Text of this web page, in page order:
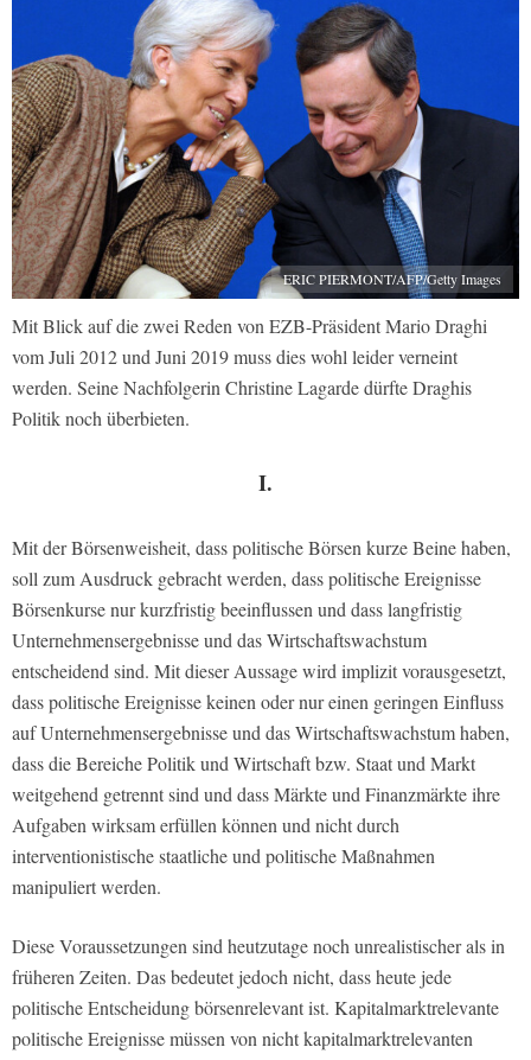
ERIC PIERMONT/AFP/Getty Images
Mit Blick auf die zwei Reden von EZB-Präsident Mario Draghi
vom Juli 2012 und Juni 2019 muss dies wohl leider verneint
werden. Seine Nachfolgerin Christine Lagarde dürfte Draghis
Politik noch überbieten.
I.
Mit der Börsenweisheit, dass politische Börsen kurze Beine haben,
soll zum Ausdruck gebracht werden, dass politische Ereignisse
Börsenkurse nur kurzfristig beeinflussen und dass langfristig
Unternehmensergebnisse und das Wirtschaftswachstum
entscheidend sind. Mit dieser Aussage wird implizit vorausgesetzt,
dass politische Ereignisse keinen oder nur einen geringen Einfluss
auf Unternehmensergebnisse und das Wirtschaftswachstum haben,
dass die Bereiche Politik und Wirtschaft bzw. Staat und Markt
weitgehend getrennt sind und dass Märkte und Finanzmärkte ihre
Aufgaben wirksam erfüllen können und nicht durch
interventionistische staatliche und politische Maßnahmen
manipuliert werden.
Diese Voraussetzungen sind heutzutage noch unrealistischer als in
früheren Zeiten. Das bedeutet jedoch nicht, dass heute jede
politische Entscheidung börsenrelevant ist. Kapitalmarktrelevante
politische Ereignisse müssen von nicht kapitalmarktrelevanten